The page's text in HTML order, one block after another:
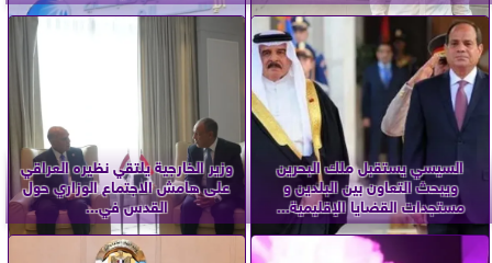
السيسي يستقبل ملك البحرين
ويبحث التعاون بين البلدين و
مستجدات القضايا الإقليمية...
وزير الخارجية يلتقي نظيره العراقي
على هامش الاجتماع الوزاري حول
القدس في...